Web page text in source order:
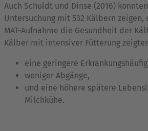
Auch Schuldt und Dinse (2016)
Untersuchung mit 532 Kälbern zeigen,
MAT-Aufnahme die Gesundheit der
Kälber mit intensiver Fütterung
eine geringere
weniger Abgänge,
und eine höhere spätere
Milchkühe.